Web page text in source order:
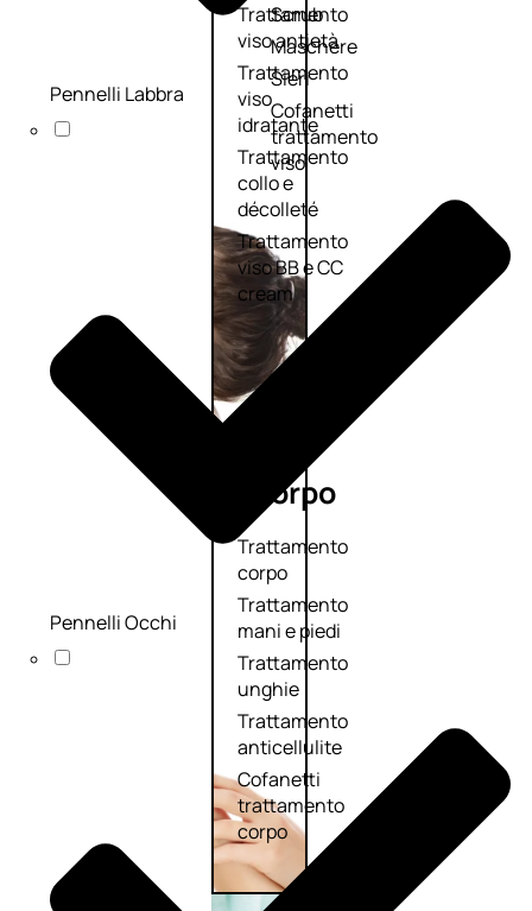
Trattamento
viso antietà
Trattamento
viso
idratante
Trattamento
collo e
décolleté
Trattamento
viso BB e CC
cream
Scrub
Maschere
Sieri
Cofanetti
trattamento
viso
Corpo
Trattamento
corpo
Trattamento
mani e piedi
Trattamento
unghie
Trattamento
anticellulite
Cofanetti
trattamento
corpo
Pennelli Labbra
Pennelli Occhi